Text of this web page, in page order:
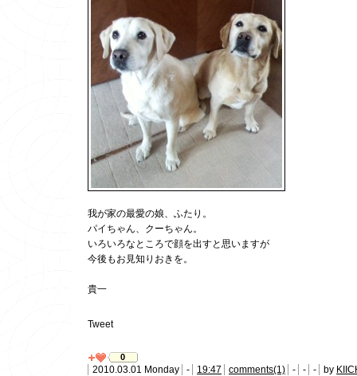
我が家の最愛の娘、ふたり。
パイちゃん、クーちゃん。
いろいろなところで顔を出すと思いますが
今後もお見知りおきを。
貴一
Tweet
0
2010.03.01 Monday - 19:47 comments(1) - - - by